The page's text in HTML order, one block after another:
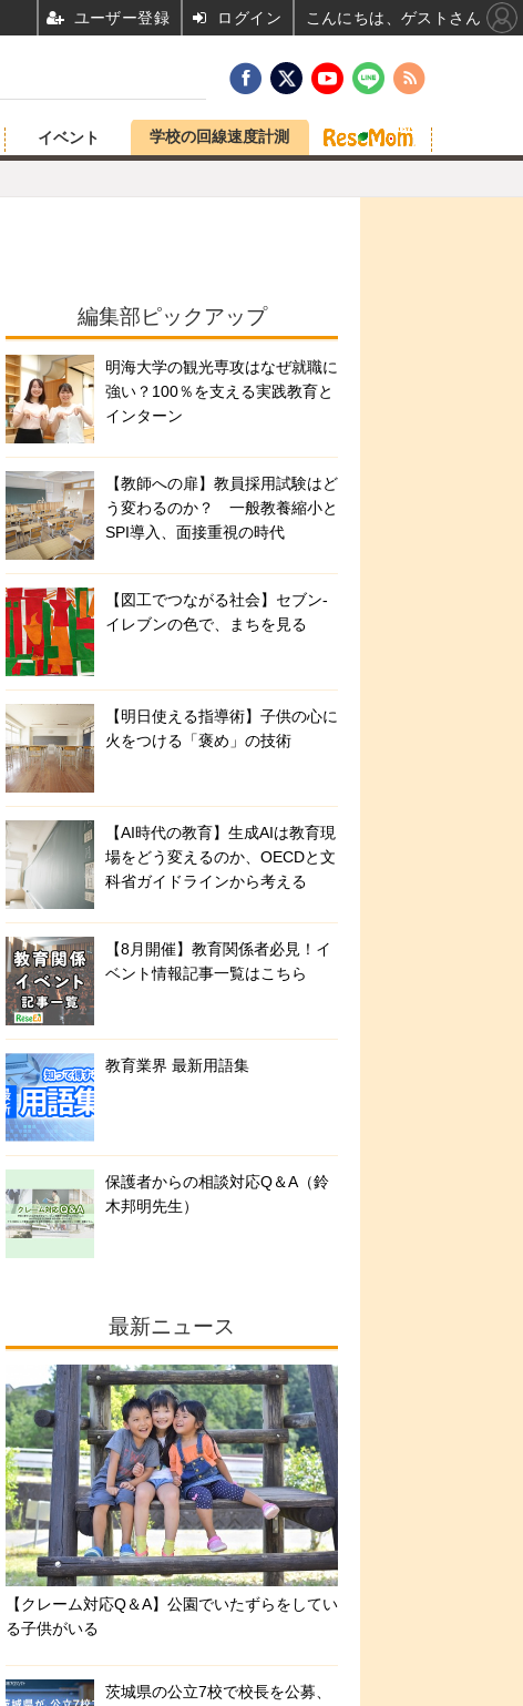
イベント 学校の回線速度計測
編集部ピックアップ
明海大学の観光専攻はなぜ就職に
強い？100％を支える実践教育と
インターン
【教師への扉】教員採用試験はど
う変わるのか？ 一般教養縮小と
SPI導入、面接重視の時代
【図工でつながる社会】セブン‐
イレブンの色で、まちを見る
【明日使える指導術】子供の心に
火をつける「褒め」の技術
【AI時代の教育】生成AIは教育現
場をどう変えるのか、OECDと文
科省ガイドラインから考える
【8月開催】教育関係者必見！イ
ベント情報記事一覧はこちら
教育業界 最新用語集
保護者からの相談対応Q＆A（鈴
木邦明先生）
最新ニュース
【クレーム対応Q＆A】公園でいたずらをしてい
る子供がいる
茨城県の公立7校で校長を公募、
ユーザー登録 ログイン こんにちは、ゲストさん